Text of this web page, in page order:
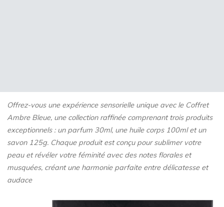
Offrez-vous une expérience sensorielle unique avec le Coffret
Ambre Bleue, une collection raffinée comprenant trois produits
exceptionnels : un parfum 30ml, une huile corps 100ml et un
savon 125g. Chaque produit est conçu pour sublimer votre
peau et révéler votre féminité avec des notes florales et
musquées, créant une harmonie parfaite entre délicatesse et
audace